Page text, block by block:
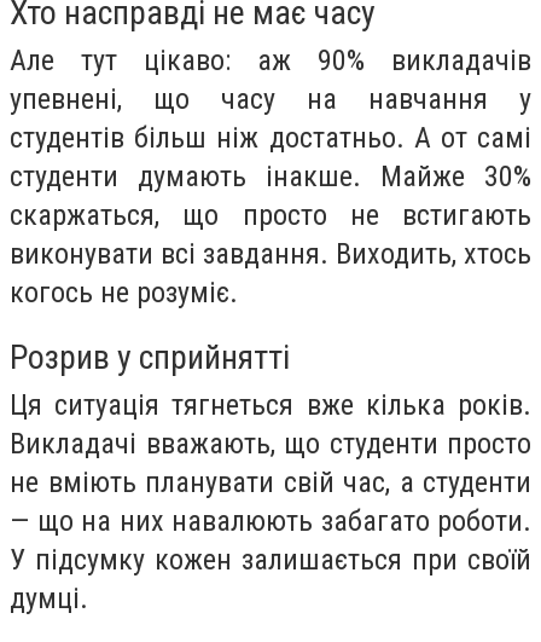
Хто насправді не має часу
Але тут цікаво: аж 90% викладачів
упевнені, що часу на навчання у
студентів більш ніж достатньо. А от самі
студенти думають інакше. Майже 30%
скаржаться, що просто не встигають
виконувати всі завдання. Виходить, хтось
когось не розуміє.
Розрив у сприйнятті
Ця ситуація тягнеться вже кілька років.
Викладачі вважають, що студенти просто
не вміють планувати свій час, а студенти
— що на них навалюють забагато роботи.
У підсумку кожен залишається при своїй
думці.